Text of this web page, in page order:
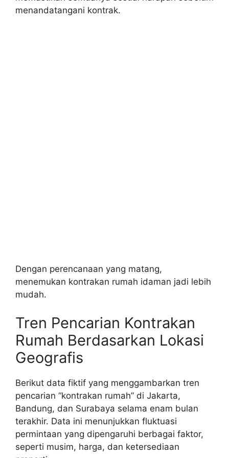
menandatangani kontrak.
Dengan perencanaan yang matang,
menemukan kontrakan rumah idaman jadi lebih
mudah.
Tren Pencarian Kontrakan
Rumah Berdasarkan Lokasi
Geografis
Berikut data fiktif yang menggambarkan tren
pencarian “kontrakan rumah” di Jakarta,
Bandung, dan Surabaya selama enam bulan
terakhir. Data ini menunjukkan fluktuasi
permintaan yang dipengaruhi berbagai faktor,
seperti musim, harga, dan ketersediaan